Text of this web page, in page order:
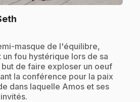
masque de l'équilibre,
fou hystérique lors de sa
but de faire exploser un oeuf
la conférence pour la paix
dans laquelle Amos et ses